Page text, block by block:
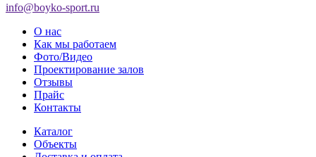
info@boyko-sport.ru
О нас
Как мы работаем
Фото/Видео
Проектирование залов
Отзывы
Прайс
Контакты
Каталог
Объекты